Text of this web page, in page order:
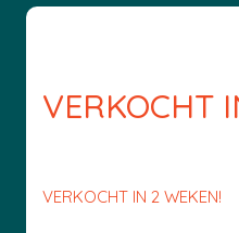
VERKOCHT
VERKOCHT IN 2 WEKEN!